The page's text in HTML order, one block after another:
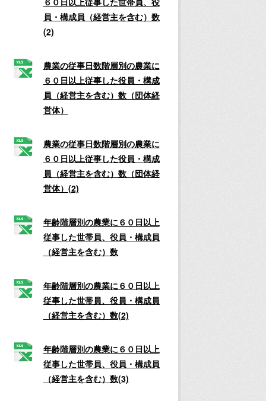
員・構成員（経営主を含む）数
(2)
農業の従事日数階層別の農業に
６０日以上従事した役員・構成
員（経営主を含む）数（団体経
営体）
農業の従事日数階層別の農業に
６０日以上従事した役員・構成
員（経営主を含む）数（団体経
営体）(2)
年齢階層別の農業に６０日以上
従事した世帯員、役員・構成員
（経営主を含む）数
年齢階層別の農業に６０日以上
従事した世帯員、役員・構成員
（経営主を含む）数(2)
年齢階層別の農業に６０日以上
従事した世帯員、役員・構成員
（経営主を含む）数(3)